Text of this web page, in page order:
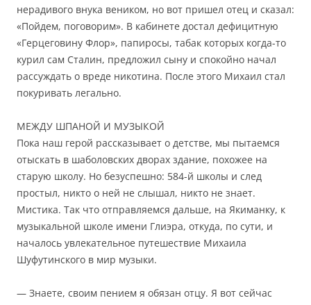
нерадивого внука веником, но вот пришел отец и сказал:
«Пойдем, поговорим». В кабинете достал дефицитную
«Герцеговину Флор», папиросы, табак которых когда-то
курил сам Сталин, предложил сыну и спокойно начал
рассуждать о вреде никотина. После этого Михаил стал
покуривать легально.
МЕЖДУ ШПАНОЙ И МУЗЫКОЙ
Пока наш герой рассказывает о детстве, мы пытаемся
отыскать в шаболовских дворах здание, похожее на
старую школу. Но безуспешно: 584-й школы и след
простыл, никто о ней не слышал, никто не знает.
Мистика. Так что отправляемся дальше, на Якиманку, к
музыкальной школе имени Глиэра, откуда, по сути, и
началось увлекательное путешествие Михаила
Шуфутинского в мир музыки.
— Знаете, своим пением я обязан отцу. Я вот сейчас